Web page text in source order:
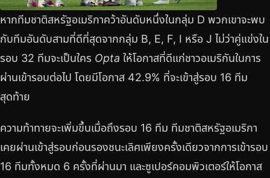
หากทีมชาติสหรัฐอเมริกาคว้าอันดับหนึ่งในกลุ่ม D พวกเขาจะพบ
กับทีมอันดับสามที่ดีที่สุดจากกลุ่ม B, E, F, I หรือ J ไม่ว่าคู่แข่งใน
รอบ 32 ทีมจะเป็นใคร Opta ให้โอกาสที่ดีแก่ชาวอเมริกันในการ
ผ่านเข้ารอบต่อไป โดยมีโอกาส 42.9% ที่จะเข้าสู่รอบ 16 ทีม
สุดท้าย
ความท้าทายจะเพิ่มขึ้นเมื่อถึงรอบ 16 ทีม ทีมชาติสหรัฐอเมริกา
เคยผ่านเข้าสู่รอบก่อนรองชนะเลิศเพียงครั้งเดียวจากการเข้ารอบ
16 ทีมทั้งหมด 6 ครั้งที่ผ่านมา และซูเปอร์คอมพิวเตอร์ให้โอกาส